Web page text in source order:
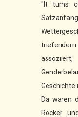
"It turns
Geschichte
Da waren
Rocker